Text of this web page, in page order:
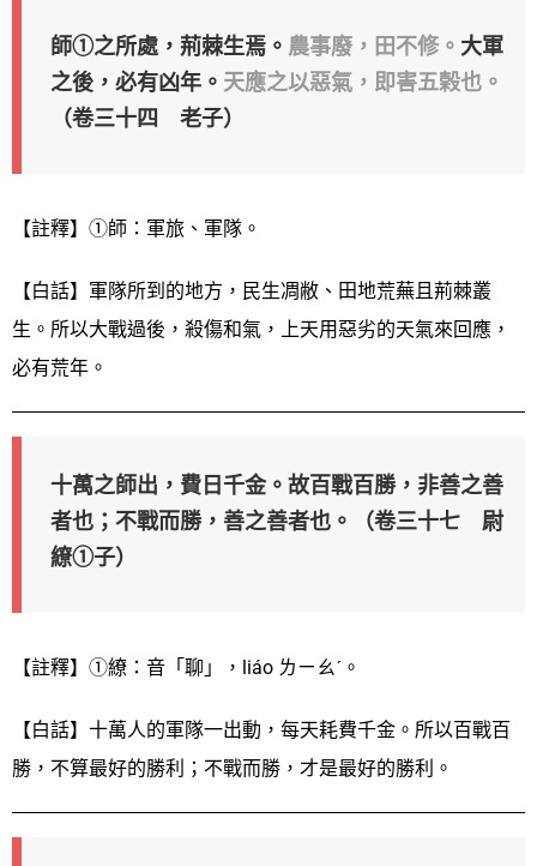
師①之所處，荊棘生焉。 農事廢，田不修。 大軍
之後，必有凶年。 天應之以惡氣，即害五榖也。
（卷三十四 老子）
【註釋】①師：軍旅、軍隊。
【白話】軍隊所到的地方，民生凋敝、田地荒蕪且荊棘叢
生。所以大戰過後，殺傷和氣，上天用惡劣的天氣來回應，
必有荒年。
十萬之師出，費日千金。故百戰百勝，非善之善
者也；不戰而勝，善之善者也。（卷三十七 尉
繚①子）
【註釋】①繚：音「聊」，liáo ㄌㄧㄠˊ。
【白話】十萬人的軍隊一出動，每天耗費千金。所以百戰百
勝，不算最好的勝利；不戰而勝，才是最好的勝利。